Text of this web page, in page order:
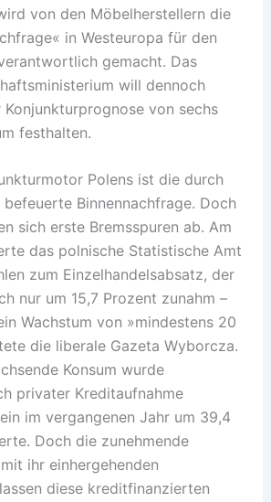
von den Möbelherstellern die
in Westeuropa für den
gemacht. Das
will dennoch
von sechs
festhalten.
Polens ist die durch
befeuerte Binnennachfrage. Doch
sich erste Bremsspuren ab. Am
das polnische Statistische Amt
zum Einzelhandelsabsatz, der
nur um 15,7 Prozent zunahm –
Wachstum von »mindestens 20
die liberale Gazeta Wyborcza.
Konsum wurde
privater Kreditaufnahme
im vergangenen Jahr um 39,4
Doch die zunehmende
ihr einhergehenden
diese kreditfinanzierten